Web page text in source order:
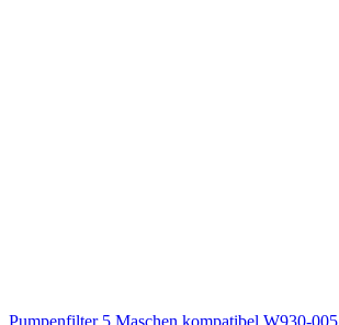
Pumpenfilter 5 Maschen kompatibel W930-005